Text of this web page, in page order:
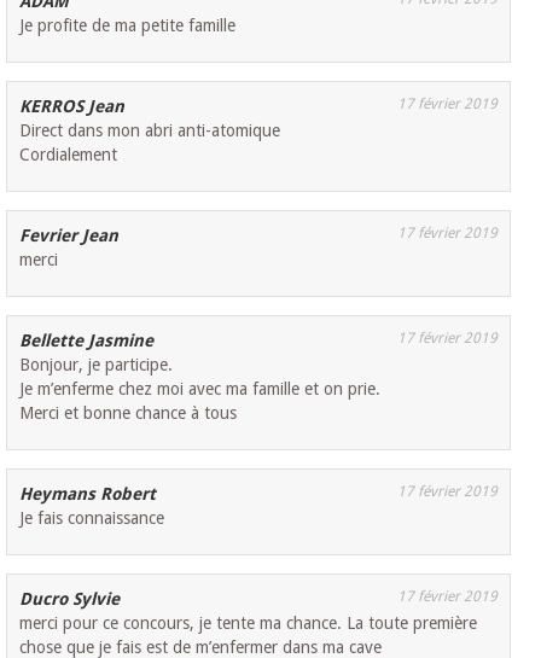
Je profite de ma petite famille
KERROS Jean 17 février 2019
Direct dans mon abri anti-atomique
Cordialement
Fevrier Jean 17 février 2019
merci
Bellette Jasmine 17 février 2019
Bonjour, je participe.
Je m’enferme chez moi avec ma famille et on prie.
Merci et bonne chance à tous
Heymans Robert 17 février 2019
Je fais connaissance
Ducro Sylvie 17 février 2019
merci pour ce concours, je tente ma chance. La toute première
chose que je fais est de m’enfermer dans ma cave